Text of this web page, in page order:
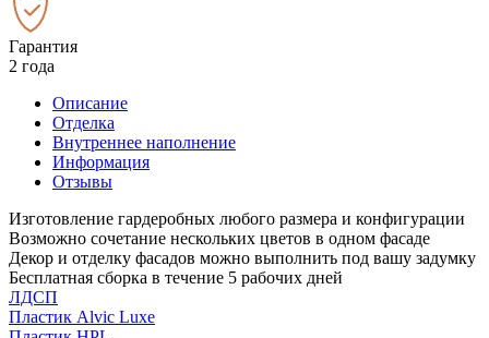
Гарантия
2 года
Описание
Отделка
Внутреннее наполнение
Информация
Отзывы
Изготовление гардеробных любого размера и конфигурации
Возможно сочетание нескольких цветов в одном фасаде
Декор и отделку фасадов можно выполнить под вашу задумку
Бесплатная сборка в течение 5 рабочих дней
ЛДСП
Пластик Alvic Luxe